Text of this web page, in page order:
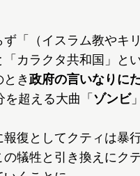
ず「（イスラム教やキ
カラクタ共和国」と
き 政府の言いなりに
を超える大曲「 ゾンビ
復としてクティは暴
犠牲と引き換えにク